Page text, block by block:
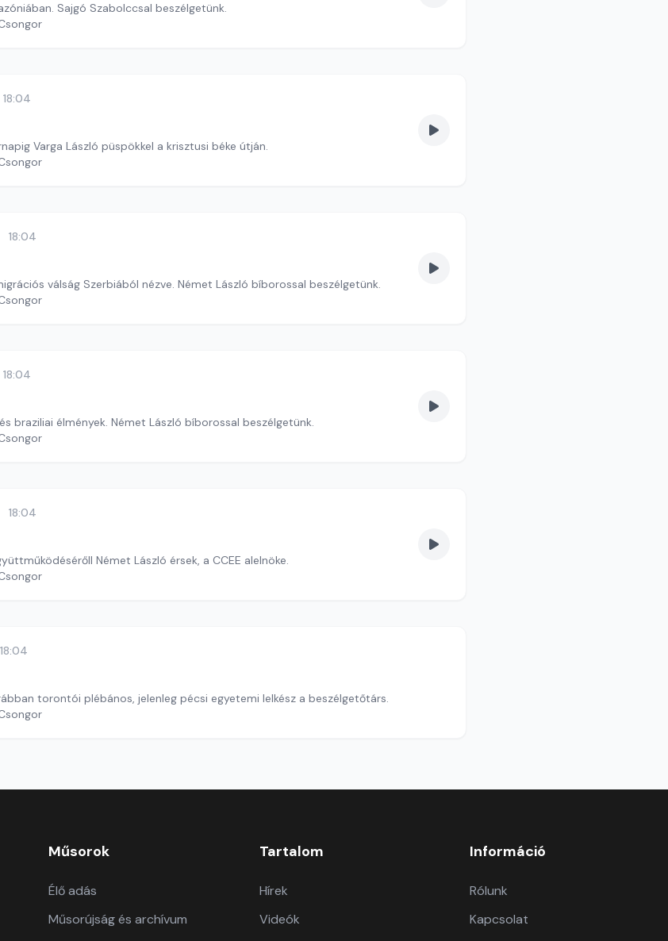
Sajgó Szabolccsal beszélgetünk.
18:04
Varga László püspökkel a krisztusi béke útján.
18:04
válság Szerbiából nézve. Német László bíborossal beszélgetünk.
18:04
braziliai élmények. Német László bíborossal beszélgetünk.
18:04
Német László érsek, a CCEE alelnöke.
18:04
torontói plébános, jelenleg pécsi egyetemi lelkész a beszélgetőtárs.
Műsorok
Élő adás
Műsorújság és archívum
Tartalom
Hírek
Videók
Információ
Rólunk
Kapcsolat